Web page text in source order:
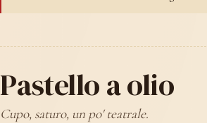
Pastello a olio
Cupo, saturo, un po' teatrale.